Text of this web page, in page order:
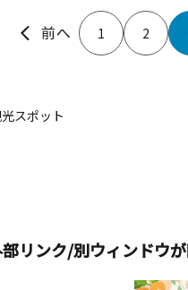
1 2
スポット
リンク/別ウィンドウが